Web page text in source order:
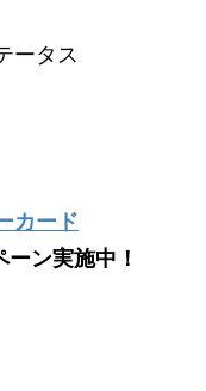
ータス
カード
ン実施中！